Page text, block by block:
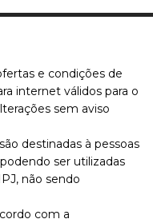
e condições de
internet válidos para o
sem aviso
destinadas à pessoas
ser utilizadas
não sendo
com a